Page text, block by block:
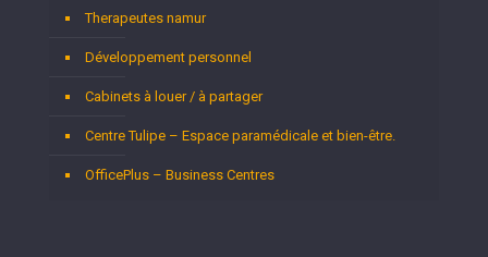
Therapeutes namur
Développement personnel
Cabinets à louer / à partager
Centre Tulipe – Espace paramédicale et bien-être.
OfficePlus – Business Centres